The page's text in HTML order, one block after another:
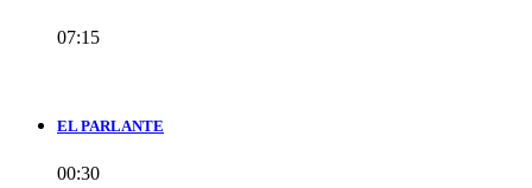
07:15
EL PARLANTE
00:30